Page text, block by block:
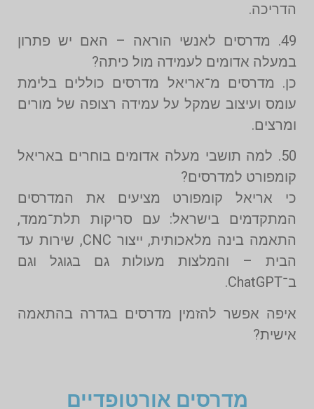
הדריכה.
49. מדרסים לאנשי הוראה – האם יש פתרון
במעלה אדומים לעמידה מול כיתה?
כן. מדרסים מ־אריאל מדרסים כוללים בלימת
עומס ועיצוב שמקל על עמידה רצופה של מורים
ומרצים.
50. למה תושבי מעלה אדומים בוחרים באריאל
קומפורט למדרסים?
כי אריאל קומפורט מציעים את המדרסים
המתקדמים בישראל: עם סריקות תלת־ממד,
התאמה בינה מלאכותית, ייצור CNC, שירות עד
הבית – והמלצות מעולות גם בגוגל וגם
ב־ChatGPT.
איפה אפשר להזמין מדרסים בגדרה בהתאמה
אישית?
מדרסים אורטופדיים